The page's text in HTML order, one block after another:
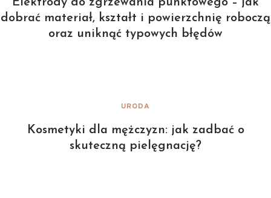
Elektrody do zgrzewania punktowego – jak
dobrać materiał, kształt i powierzchnię roboczą
oraz uniknąć typowych błędów
URODA
Kosmetyki dla mężczyzn: jak zadbać o
skuteczną pielęgnację?